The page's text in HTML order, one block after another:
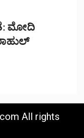
ಮೋದಿ
All rights